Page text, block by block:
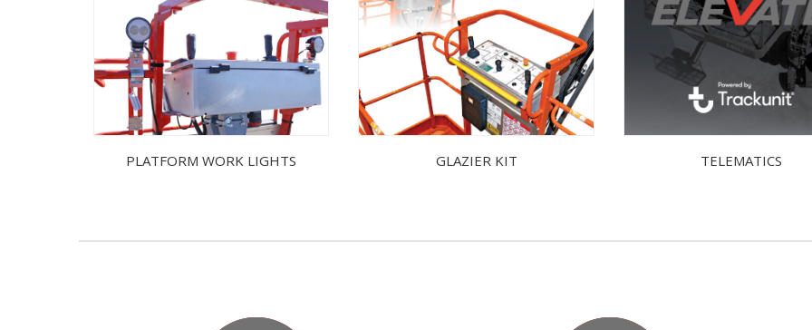
PLATFORM WORK LIGHTS GLAZIER KIT TELEMATICS